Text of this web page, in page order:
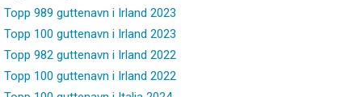
Topp 989 guttenavn i Irland 2023
Topp 100 guttenavn i Irland 2023
Topp 982 guttenavn i Irland 2022
Topp 100 guttenavn i Irland 2022